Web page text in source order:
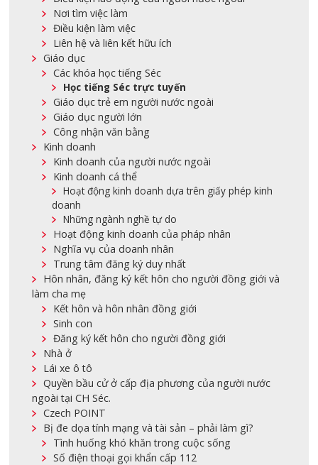
Nơi tìm việc làm
Điều kiện làm việc
Liên hệ và liên kết hữu ích
Giáo dục
Các khóa học tiếng Séc
Học tiếng Séc trực tuyến
Giáo dục trẻ em người nước ngoài
Giáo dục người lớn
Công nhận văn bằng
Kinh doanh
Kinh doanh của người nước ngoài
Kinh doanh cá thể
Hoạt động kinh doanh dựa trên giấy phép kinh
doanh
Những ngành nghề tự do
Hoạt động kinh doanh của pháp nhân
Nghĩa vụ của doanh nhân
Trung tâm đăng ký duy nhất
Hôn nhân, đăng ký kết hôn cho người đồng giới và
làm cha mẹ
Kết hôn và hôn nhân đồng giới
Sinh con
Đăng ký kết hôn cho người đồng giới
Nhà ở
Lái xe ô tô
Quyền bầu cử ở cấp địa phương của người nước
ngoài tại CH Séc.
Czech POINT
Bị đe dọa tính mạng và tài sản – phải làm gì?
Tình huống khó khăn trong cuộc sống
Số điện thoại gọi khẩn cấp 112